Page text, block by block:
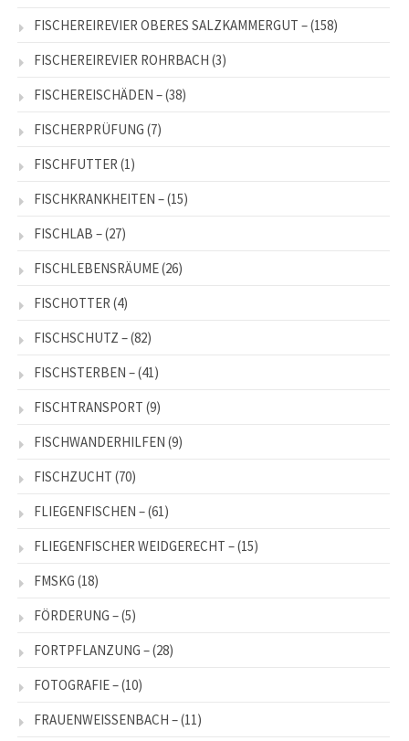
FISCHEREIREVIER OBERES SALZKAMMERGUT –(158)
FISCHEREIREVIER ROHRBACH (3)
FISCHEREISCHÄDEN –(38)
FISCHERPRÜFUNG (7)
FISCHFUTTER (1)
FISCHKRANKHEITEN –(15)
FISCHLAB –(27)
FISCHLEBENSRÄUME(26)
FISCHOTTER (4)
FISCHSCHUTZ –(82)
FISCHSTERBEN –(41)
FISCHTRANSPORT (9)
FISCHWANDERHILFEN (9)
FISCHZUCHT (70)
FLIEGENFISCHEN –(61)
FLIEGENFISCHER WEIDGERECHT –(15)
FMSKG (18)
FÖRDERUNG –(5)
FORTPFLANZUNG –(28)
FOTOGRAFIE –(10)
FRAUENWEISSENBACH –(11)